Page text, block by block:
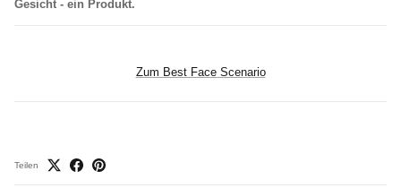
Gesicht - ein Produkt.
Zum Best Face Scenario
Teilen